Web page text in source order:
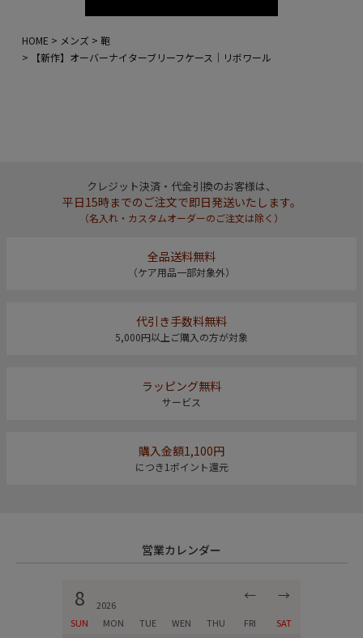
HOME メンズ
鞄
【新作】オーバーナイターブリーフケース｜リボワール
クレジット決済・代金引換のお客様は、
平日15時までのご注文で即日発送いたします。
（名入れ・カスタムオーダーのご注文は除く）
全品送料無料
（ケア用品一部対象外）
代引き手数料無料
5,000円以上ご購入の方が対象
ラッピング無料
サービス
購入金額1,100円
につき1ポイント還元
営業カレンダー
8 2026
← →
SUN MON TUE WEN THU FRI
SAT